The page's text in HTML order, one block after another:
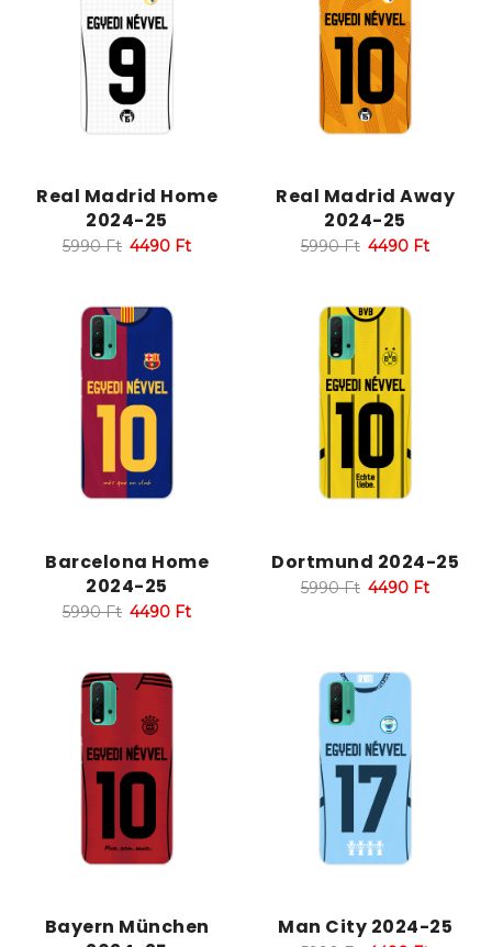
Real Madrid Home
2024-25
5990Ft 4490 Ft
Real Madrid Away
2024-25
5990Ft 4490 Ft
Barcelona Home
2024-25
5990Ft 4490 Ft
Dortmund 2024-25
5990Ft 4490 Ft
Bayern München
Man City 2024-25